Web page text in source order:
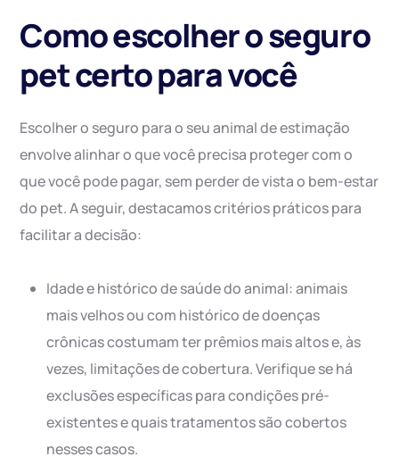
Como escolher o seguro
pet certo para você
Escolher o seguro para o seu animal de estimação
envolve alinhar o que você precisa proteger com o
que você pode pagar, sem perder de vista o bem-estar
do pet. A seguir, destacamos critérios práticos para
facilitar a decisão:
Idade e histórico de saúde do animal: animais
mais velhos ou com histórico de doenças
crônicas costumam ter prêmios mais altos e, às
vezes, limitações de cobertura. Verifique se há
exclusões específicas para condições pré-
existentes e quais tratamentos são cobertos
nesses casos.